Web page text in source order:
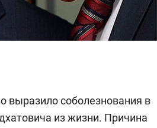
выразило соболезнования в
из жизни. Причина